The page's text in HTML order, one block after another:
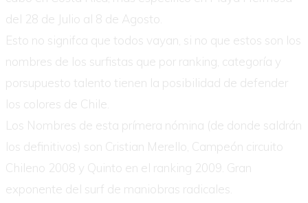
del 28 de Julio al 8 de Agosto.
Esto no signifca que todos vayan, si no que estos son los
nombres de los surfistas que por ranking, categoría y
porsupuesto talento tienen la posibilidad de defender
los colores de Chile.
Los Nombres de esta prímera nómina (de donde saldrán
los definitivos) son Cristian Merello, Campeón circuito
Chileno 2008 y Quinto en el ranking 2009. Gran
exponente del surf de maniobras radicales.